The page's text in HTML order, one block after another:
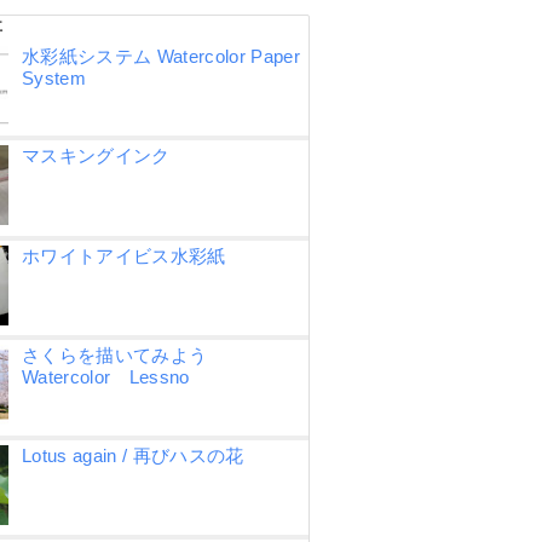
水彩紙システム Watercolor Paper
System
マスキングインク
ホワイトアイビス水彩紙
さくらを描いてみよう
Watercolor Lessno
Lotus again / 再びハスの花